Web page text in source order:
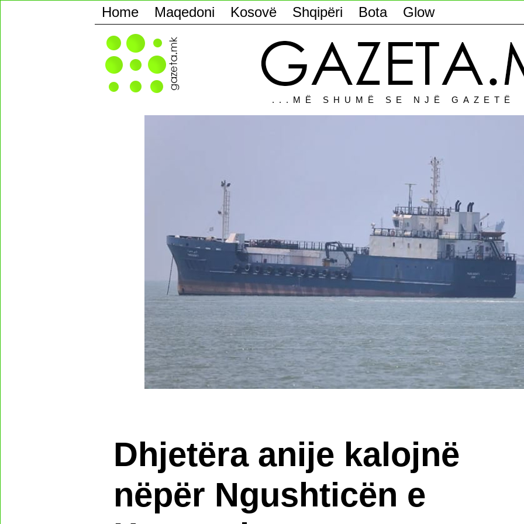
Home Maqedoni Kosovë Shqipëri Bota Glow
...MË SHUMË SE NJË GAZETË
Dhjetëra anije kalojnë
nëpër Ngushticën e